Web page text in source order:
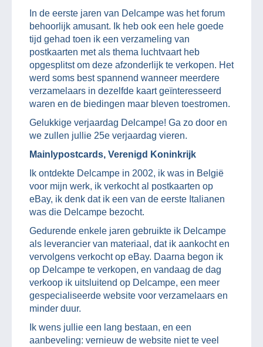
In de eerste jaren van Delcampe was het forum
behoorlijk amusant. Ik heb ook een hele goede
tijd gehad toen ik een verzameling van
postkaarten met als thema luchtvaart heb
opgesplitst om deze afzonderlijk te verkopen. Het
werd soms best spannend wanneer meerdere
verzamelaars in dezelfde kaart geïnteresseerd
waren en de biedingen maar bleven toestromen.
Gelukkige verjaardag Delcampe! Ga zo door en
we zullen jullie 25e verjaardag vieren.
Mainlypostcards, Verenigd Koninkrijk
Ik ontdekte Delcampe in 2002, ik was in België
voor mijn werk, ik verkocht al postkaarten op
eBay, ik denk dat ik een van de eerste Italianen
was die Delcampe bezocht.
Gedurende enkele jaren gebruikte ik Delcampe
als leverancier van materiaal, dat ik aankocht en
vervolgens verkocht op eBay. Daarna begon ik
op Delcampe te verkopen, en vandaag de dag
verkoop ik uitsluitend op Delcampe, een meer
gespecialiseerde website voor verzamelaars en
minder duur.
Ik wens jullie een lang bestaan, en een
aanbeveling: vernieuw de website niet te veel